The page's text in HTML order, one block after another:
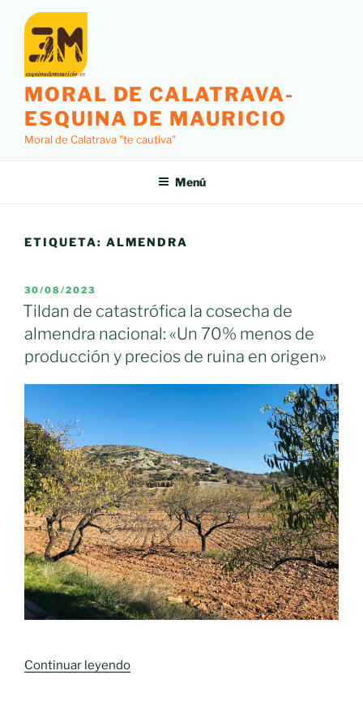
contenido
MORAL DE CALATRAVA-
ESQUINA DE MAURICIO
Moral de Calatrava "te cautiva"
Menú
ETIQUETA: ALMENDRA
PUBLICADO
EL
30/08/2023
Tildan de catastrófica la cosecha de
almendra nacional: «Un 70% menos de
producción y precios de ruina en origen»
Continuar leyendo«Tildan